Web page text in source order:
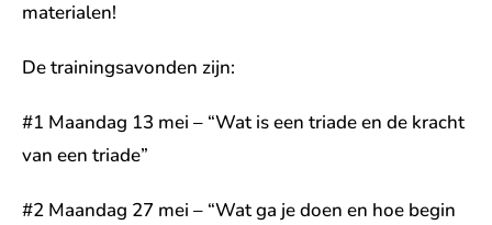
materialen!
De trainingsavonden zijn:
#1 Maandag 13 mei – “Wat is een triade en de kracht
van een triade”
#2 Maandag 27 mei – “Wat ga je doen en hoe begin